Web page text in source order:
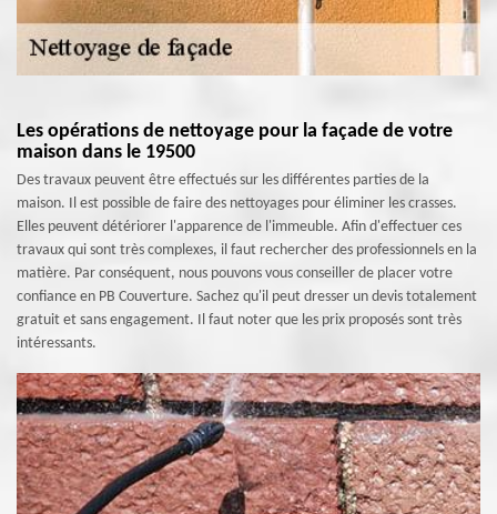
Les opérations de nettoyage pour la façade de votre
maison dans le 19500
Des travaux peuvent être effectués sur les différentes parties de la
maison. Il est possible de faire des nettoyages pour éliminer les crasses.
Elles peuvent détériorer l'apparence de l'immeuble. Afin d'effectuer ces
travaux qui sont très complexes, il faut rechercher des professionnels en la
matière. Par conséquent, nous pouvons vous conseiller de placer votre
confiance en PB Couverture. Sachez qu'il peut dresser un devis totalement
gratuit et sans engagement. Il faut noter que les prix proposés sont très
intéressants.